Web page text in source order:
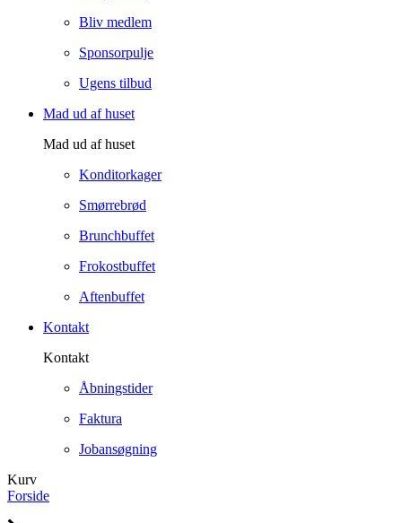
Bliv medlem
Sponsorpulje
Ugens tilbud
Mad ud af huset
Mad ud af huset
Konditorkager
Smørrebrød
Brunchbuffet
Frokostbuffet
Aftenbuffet
Kontakt
Kontakt
Åbningstider
Faktura
Jobansøgning
Kurv
Forside